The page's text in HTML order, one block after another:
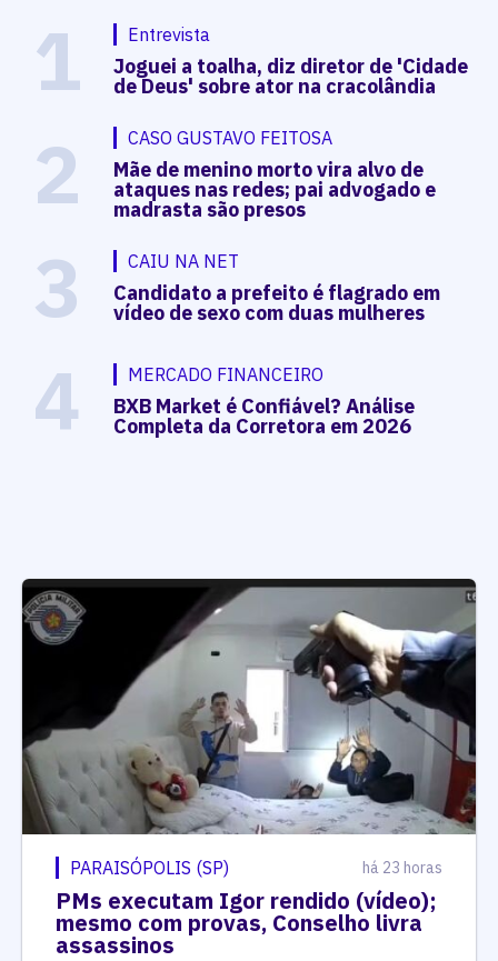
1 Entrevista
Joguei a toalha, diz diretor de 'Cidade
de Deus' sobre ator na cracolândia
2 CASO GUSTAVO FEITOSA
Mãe de menino morto vira alvo de
ataques nas redes; pai advogado e
madrasta são presos
3 CAIU NA NET
Candidato a prefeito é flagrado em
vídeo de sexo com duas mulheres
4 MERCADO FINANCEIRO
BXB Market é Confiável? Análise
Completa da Corretora em 2026
PARAISÓPOLIS (SP) há 23 horas
PMs executam Igor rendido (vídeo);
mesmo com provas, Conselho livra
assassinos